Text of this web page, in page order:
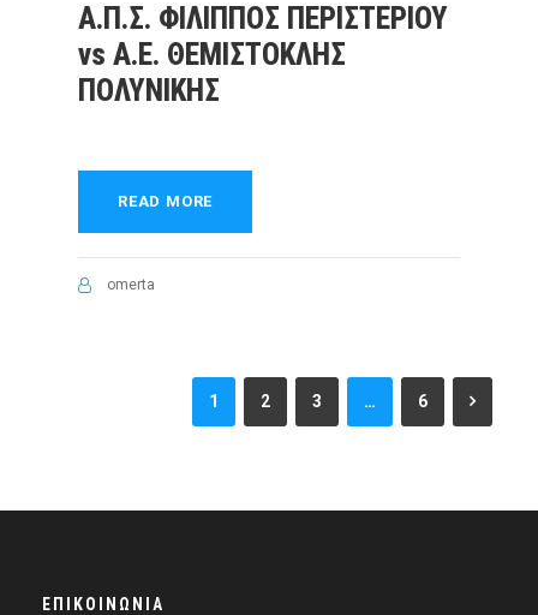
Α.Π.Σ. ΦΙΛΙΠΠΟΣ ΠΕΡΙΣΤΕΡΙΟΥ
vs Α.Ε. ΘΕΜΙΣΤΟΚΛΗΣ
ΠΟΛΥΝΙΚΗΣ
READ MORE
omerta
1 2 3 … 6
ΕΠΙΚΟΙΝΩΝΊΑ